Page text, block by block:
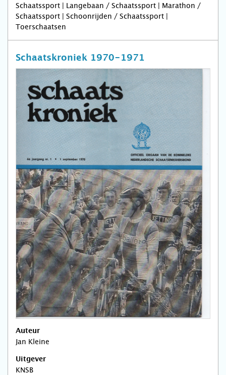
Schaatssport | Langebaan / Schaatssport | Marathon /
Schaatssport | Schoonrijden / Schaatssport |
Toerschaatsen
Schaatskroniek 1970-1971
Auteur
Jan Kleine
Uitgever
KNSB